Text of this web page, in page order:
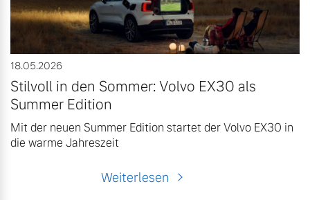
18.05.2026
Stilvoll in den Sommer: Volvo EX30 als
Summer Edition
Mit der neuen Summer Edition startet der Volvo EX30 in
die warme Jahreszeit
Weiterlesen